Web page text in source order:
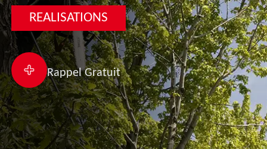
REALISATIONS
Rappel Gratuit